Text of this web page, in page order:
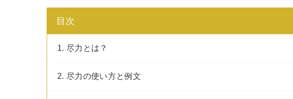
目次
1. 尽力とは？
2. 尽力の使い方と例文